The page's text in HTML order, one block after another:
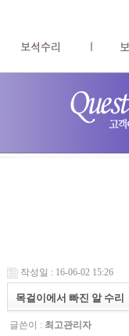
작성일 : 16-06-02 15:26
목걸이에서 빠진 알 수리
글쓴이 : 최고관리자